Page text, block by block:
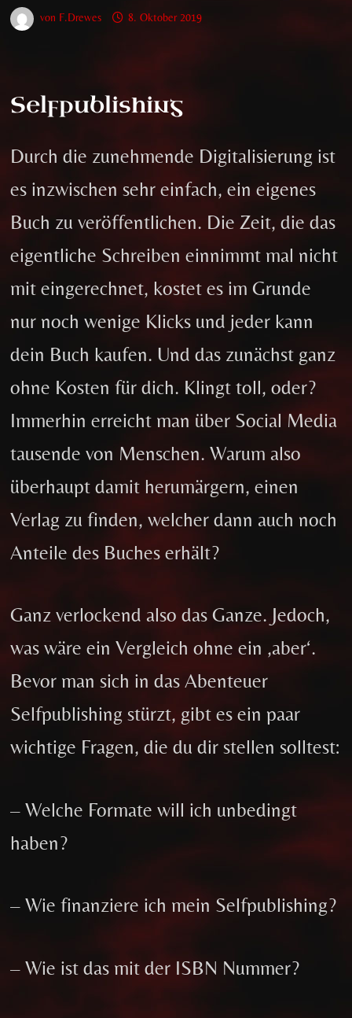
von F.Drewes 8. Oktober 2019
Selfpublishing
Durch die zunehmende Digitalisierung ist
es inzwischen sehr einfach, ein eigenes
Buch zu veröffentlichen. Die Zeit, die das
eigentliche Schreiben einnimmt mal nicht
mit eingerechnet, kostet es im Grunde
nur noch wenige Klicks und jeder kann
dein Buch kaufen. Und das zunächst ganz
ohne Kosten für dich. Klingt toll, oder?
Immerhin erreicht man über Social Media
tausende von Menschen. Warum also
überhaupt damit herumärgern, einen
Verlag zu finden, welcher dann auch noch
Anteile des Buches erhält?
Ganz verlockend also das Ganze. Jedoch,
was wäre ein Vergleich ohne ein ‚aber‘.
Bevor man sich in das Abenteuer
Selfpublishing stürzt, gibt es ein paar
wichtige Fragen, die du dir stellen solltest:
– Welche Formate will ich unbedingt
haben?
– Wie finanziere ich mein Selfpublishing?
– Wie ist das mit der ISBN Nummer?